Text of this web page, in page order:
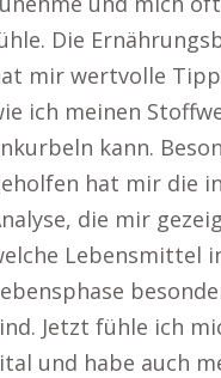
Die
mir wertvolle
ich meinen
kann.
hat mir die
die mir
Lebensmittel
Jetzt fühle ich
und habe auch